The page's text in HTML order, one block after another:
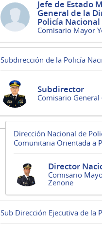
Jefe de Estado
General de la
Policía Nacional
Comisario Mayor
Subdirección de la Policía
Subdirector
Comisario General
Dirección Nacional de
Comunitaria Orientada a
Director
Comisario
Zenone
Sub Dirección Ejecutiva de la